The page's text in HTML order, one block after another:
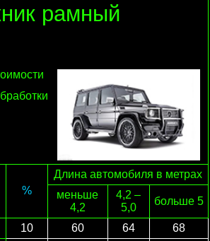
рамный
%
Длина автомобиля в метрах
меньше
4,2
4,2 –
5,0
больше 5
10 60 64
68